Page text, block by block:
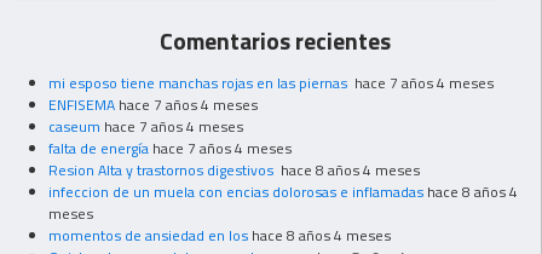
Comentarios recientes
mi esposo tiene manchas rojas en las piernas hace 7 años 4 meses
ENFISEMA hace 7 años 4 meses
caseum hace 7 años 4 meses
falta de energía hace 7 años 4 meses
Resion Alta y trastornos digestivos hace 8 años 4 meses
infeccion de un muela con encias dolorosas e inflamadas hace 8 años 4
meses
momentos de ansiedad en los hace 8 años 4 meses